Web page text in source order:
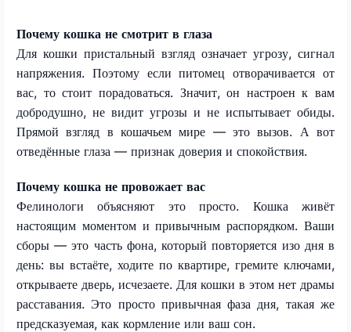
Почему кошка не смотрит в глаза
Для кошки пристальный взгляд означает угрозу, сигнал
напряжения. Поэтому если питомец отворачивается от
вас, то стоит порадоваться. Значит, он настроен к вам
добродушно, не видит угрозы и не испытывает обиды.
Прямой взгляд в кошачьем мире — это вызов. А вот
отведённые глаза — признак доверия и спокойствия.
Почему кошка не провожает вас
Фелинологи объясняют это просто. Кошка живёт
настоящим моментом и привычным распорядком. Ваши
сборы — это часть фона, который повторяется изо дня в
день: вы встаёте, ходите по квартире, гремите ключами,
открываете дверь, исчезаете. Для кошки в этом нет драмы
расставания. Это просто привычная фаза дня, такая же
предсказуемая, как кормление или ваш сон.